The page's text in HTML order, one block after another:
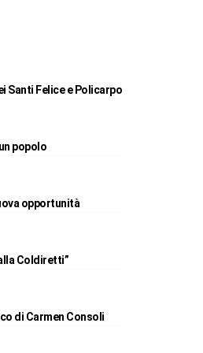
Santi Felice e Policarpo
popolo
opportunità
Coldiretti”
di Carmen Consoli